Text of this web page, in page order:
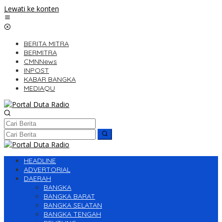
Lewati ke konten
BERITA MITRA
BERMITRA
CMNNews
INPOST
KABAR BANGKA
MEDIAQU
HEADLINE
ADVERTORIAL
DAERAH
BANGKA
BANGKA BARAT
BANGKA SELATAN
BANGKA TENGAH